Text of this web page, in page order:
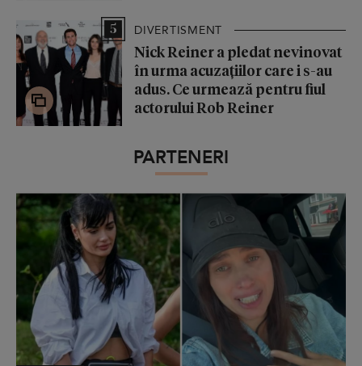
5 DIVERTISMENT
Nick Reiner a pledat nevinovat
în urma acuzațiilor care i s-au
adus. Ce urmează pentru fiul
actorului Rob Reiner
PARTENERI